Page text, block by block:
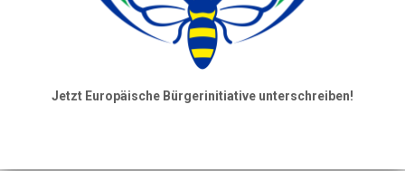
Jetzt Europäische Bürgerinitiative unterschreiben!